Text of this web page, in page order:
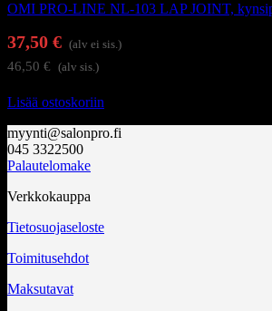
OMI PRO-LINE NL-103 LAP JOINT,
37,50 € (alv ei sis.)
46,50 € (alv sis.)
Lisää ostoskoriin
myynti@salonpro.fi
045 3322500
Palautelomake
Verkkokauppa
Tietosuojaseloste
Toimitusehdot
Maksutavat